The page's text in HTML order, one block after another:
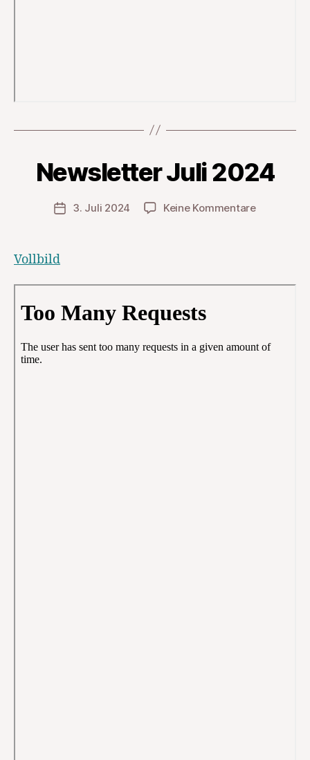
Newsletter Juli 2024
Veröffentlichungsdatum
3. Juli 2024 Keine Kommentarezu
Vollbild